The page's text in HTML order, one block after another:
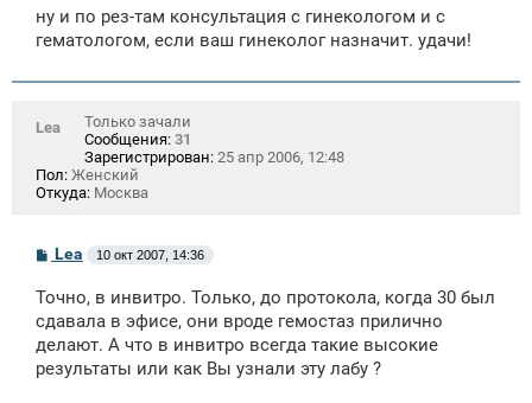
ну и по рез-там консультация с гинекологом и с
гематологом, если ваш гинеколог назначит. удачи!
Lea
Только зачали
Сообщения: 31
Зарегистрирован: 25 апр 2006, 12:48
Пол: Женский
Откуда: Москва
С
о
б
щ
е
н
и
Lea 10 окт 2007, 14:36
Точно, в инвитро. Только, до протокола, когда 30 был
сдавала в эфисе, они вроде гемостаз прилично
делают. А что в инвитро всегда такие высокие
результаты или как Вы узнали эту лабу ?